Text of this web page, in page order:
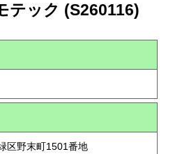
テック (S260116)
区野末町1501番地